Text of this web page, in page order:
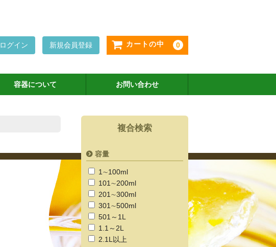
ログイン 新規会員登録 カートの中 0
容器について お問い合わせ
複合検索
容量
1∼100ml
101∼200ml
201∼300ml
301∼500ml
501～1L
1.1～2L
2.1L以上